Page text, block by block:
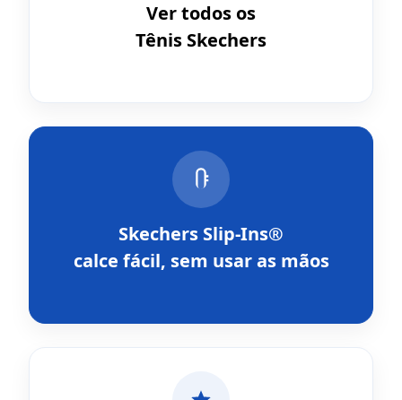
Ver todos os
Tênis Skechers
Skechers Slip-Ins®
calce fácil, sem usar as mãos